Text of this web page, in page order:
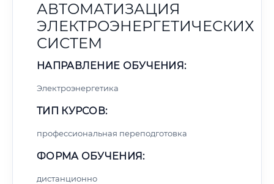
АВТОМАТИЗАЦИЯ
ЭЛЕКТРОЭНЕРГЕТИЧЕСКИХ
СИСТЕМ
НАПРАВЛЕНИЕ ОБУЧЕНИЯ:
Электроэнергетика
ТИП КУРСОВ:
профессиональная переподготовка
ФОРМА ОБУЧЕНИЯ:
дистанционно